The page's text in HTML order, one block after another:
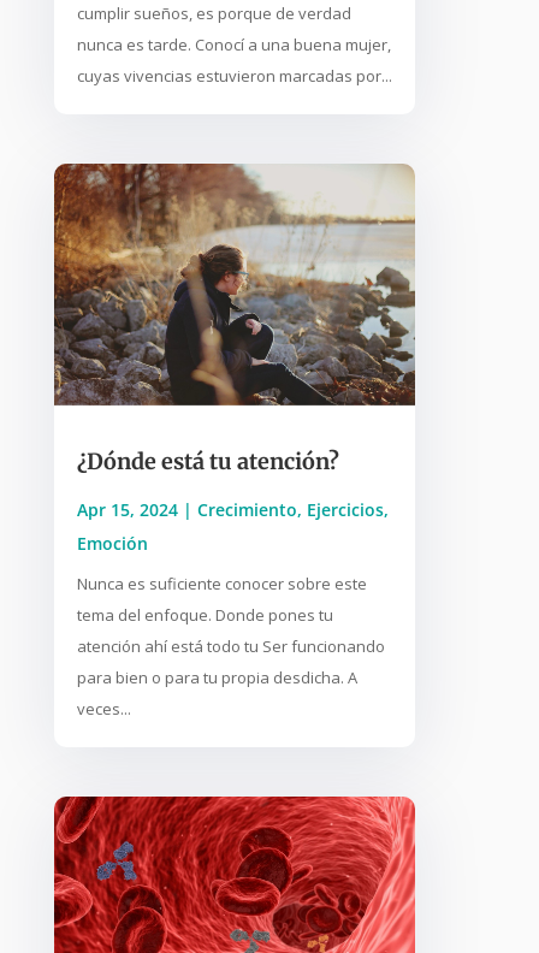
cumplir sueños, es porque de verdad
nunca es tarde. Conocí a una buena mujer,
cuyas vivencias estuvieron marcadas por...
¿Dónde está tu atención?
Apr 15, 2024| Crecimiento, Ejercicios,
Emoción
Nunca es suficiente conocer sobre este
tema del enfoque. Donde pones tu
atención ahí está todo tu Ser funcionando
para bien o para tu propia desdicha. A
veces...